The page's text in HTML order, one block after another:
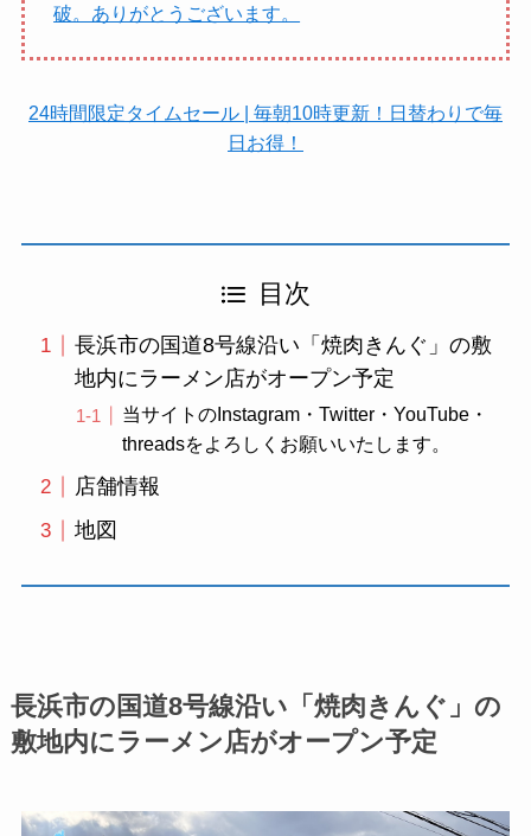
破。ありがとうございます。
24時間限定タイムセール | 毎朝10時更新！日替わりで毎
日お得！
目次
長浜市の国道8号線沿い「焼肉きんぐ」の敷
地内にラーメン店がオープン予定
当サイトのInstagram・Twitter・YouTube・
threadsをよろしくお願いいたします。
店舗情報
地図
長浜市の国道8号線沿い「焼肉きんぐ」の
敷地内にラーメン店がオープン予定